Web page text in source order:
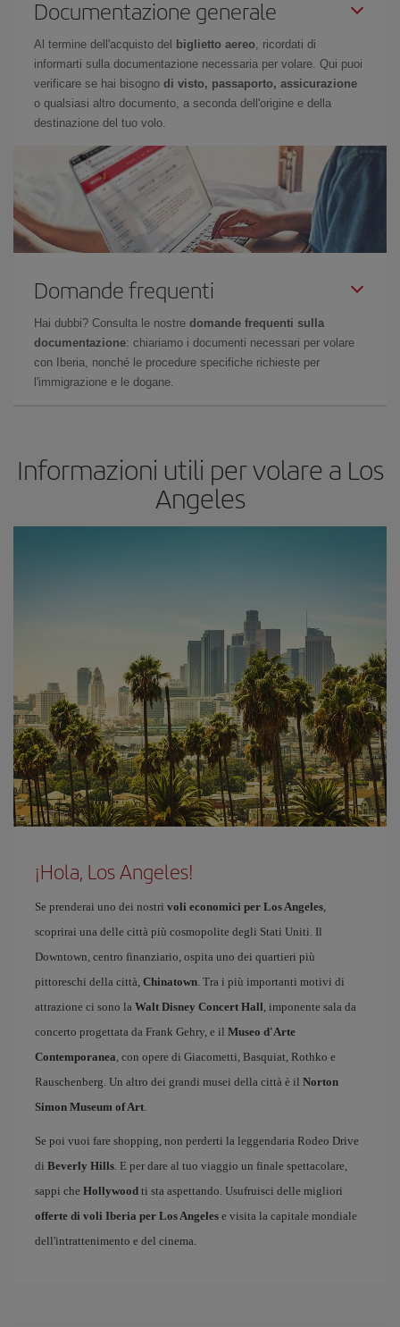
Documentazione generale
Al termine dell'acquisto del biglietto aereo, ricordati di
informarti sulla documentazione necessaria per volare. Qui puoi
verificare se hai bisogno di visto, passaporto, assicurazione
o qualsiasi altro documento, a seconda dell'origine e della
destinazione del tuo volo.
Domande frequenti
Hai dubbi? Consulta le nostre domande frequenti sulla
documentazione: chiariamo i documenti necessari per volare
con Iberia, nonché le procedure specifiche richieste per
l'immigrazione e le dogane.
Informazioni utili per volare a Los
Angeles
¡Hola, Los Angeles!
Se prenderai uno dei nostri voli economici per Los Angeles,
scoprirai una delle città più cosmopolite degli Stati Uniti. Il
Downtown, centro finanziario, ospita uno dei quartieri più
pittoreschi della città, Chinatown. Tra i più importanti motivi di
attrazione ci sono la Walt Disney Concert Hall, imponente sala da
concerto progettata da Frank Gehry, e il Museo d'Arte
Contemporanea, con opere di Giacometti, Basquiat, Rothko e
Rauschenberg. Un altro dei grandi musei della città è il Norton
Simon Museum of Art.
Se poi vuoi fare shopping, non perderti la leggendaria Rodeo Drive
di Beverly Hills. E per dare al tuo viaggio un finale spettacolare,
sappi che Hollywood ti sta aspettando. Usufruisci delle migliori
offerte di voli Iberia per Los Angeles e visita la capitale mondiale
dell'intrattenimento e del cinema.